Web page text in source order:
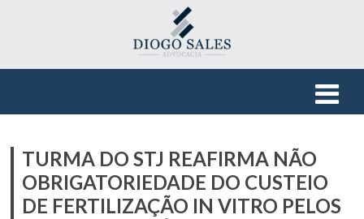
TURMA DO STJ REAFIRMA NÃO
OBRIGATORIEDADE DO CUSTEIO
DE FERTILIZAÇÃO IN VITRO PELOS